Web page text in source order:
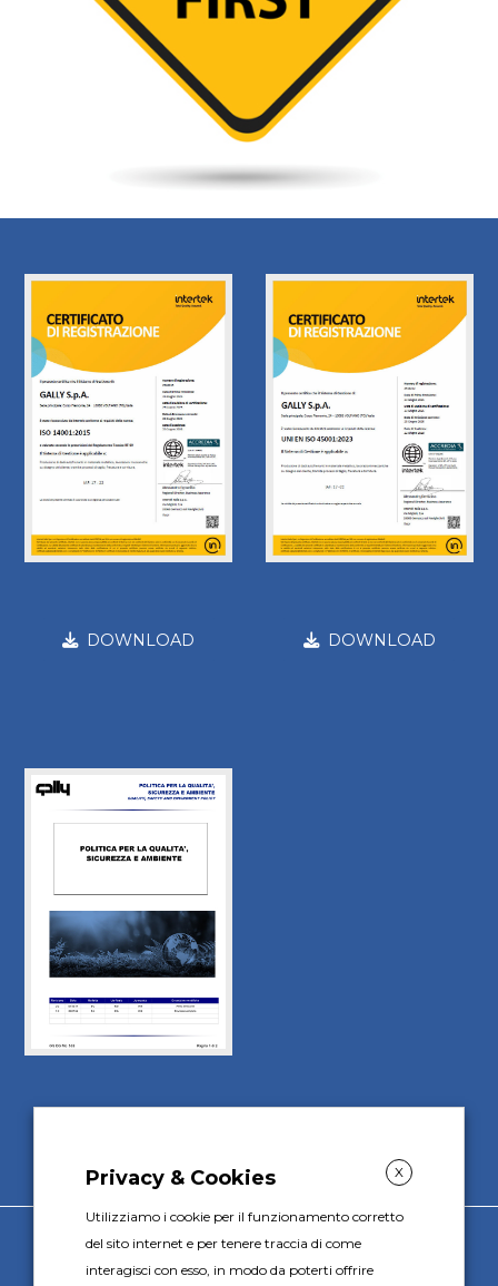
DOWNLOAD DOWNLOAD
Gally S.p.A. s.u.
X
Privacy & Cookies
Utilizziamo i cookie per il funzionamento corretto
del sito internet e per tenere traccia di come
interagisci con esso, in modo da poterti offrire